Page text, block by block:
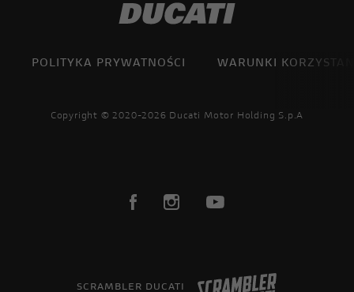
POLITYKA PRYWATNOŚCI WARUNKI
Copyright © 2020-2026 Ducati Motor Holding S.p.A
SCRAMBLER DUCATI